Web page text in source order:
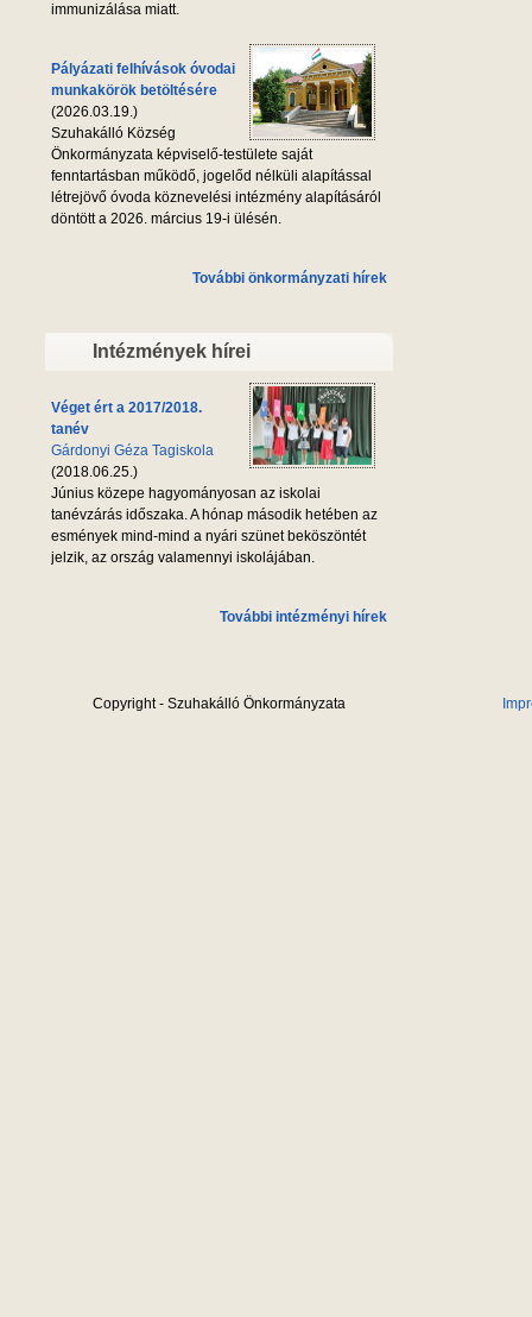
immunizálása miatt.
Pályázati felhívások óvodai
munkakörök betöltésére
(2026.03.19.)
Szuhakálló Község
Önkormányzata képviselő-testülete saját
fenntartásban működő, jogelőd nélküli alapítással
létrejövő óvoda köznevelési intézmény alapításáról
döntött a 2026. március 19-i ülésén.
További önkormányzati hírek
Intézmények hírei
Véget ért a 2017/2018.
tanév
Gárdonyi Géza Tagiskola
(2018.06.25.)
Június közepe hagyományosan az iskolai
tanévzárás időszaka. A hónap második hetében az
esmények mind-mind a nyári szünet beköszöntét
jelzik, az ország valamennyi iskolájában.
További intézményi hírek
Copyright - Szuhakálló Önkormányzata